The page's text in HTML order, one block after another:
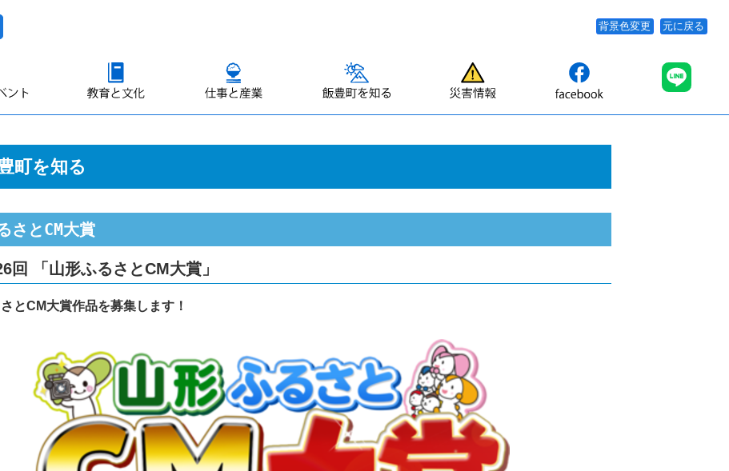
町を知る
さとCM大賞
回 「山形ふるさとCM大賞」
とCM大賞作品を募集します！